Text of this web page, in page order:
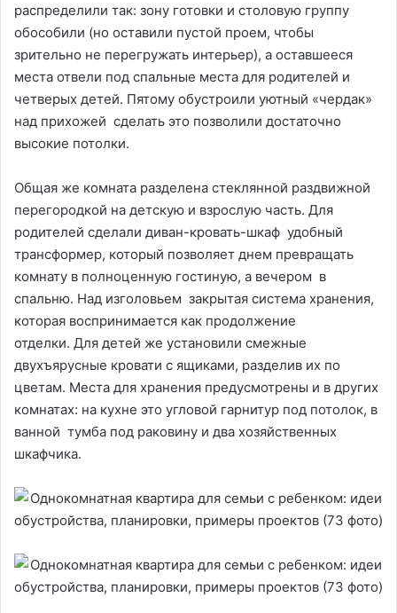
распределили так: зону готовки и столовую группу
обособили (но оставили пустой проем, чтобы
зрительно не перегружать интерьер), а оставшееся
места отвели под спальные места для родителей и
четверых детей. Пятому обустроили уютный «чердак»
над прихожей сделать это позволили достаточно
высокие потолки.
Общая же комната разделена стеклянной раздвижной
перегородкой на детскую и взрослую часть. Для
родителей сделали диван-кровать-шкаф удобный
трансформер, который позволяет днем превращать
комнату в полноценную гостиную, а вечером в
спальню. Над изголовьем закрытая система хранения,
которая воспринимается как продолжение
отделки. Для детей же установили смежные
двухъярусные кровати с ящиками, разделив их по
цветам. Места для хранения предусмотрены и в других
комнатах: на кухне это угловой гарнитур под потолок, в
ванной тумба под раковину и два хозяйственных
шкафчика.